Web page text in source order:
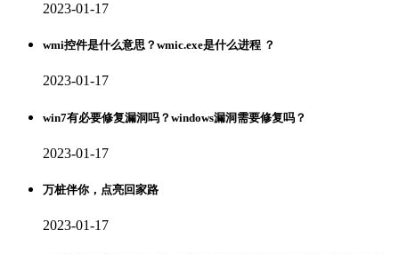
2023-01-17
wmi控件是什么意思？wmic.exe是什么进程 ？
2023-01-17
win7有必要修复漏洞吗？windows漏洞需要修复吗？
2023-01-17
万桩伴你，点亮回家路
2023-01-17